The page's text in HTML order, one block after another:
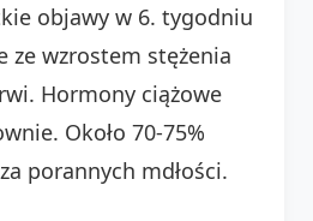
objawy w 6. tygodniu
ze wzrostem stężenia
Hormony ciążowe
Około 70-75%
porannych mdłości.